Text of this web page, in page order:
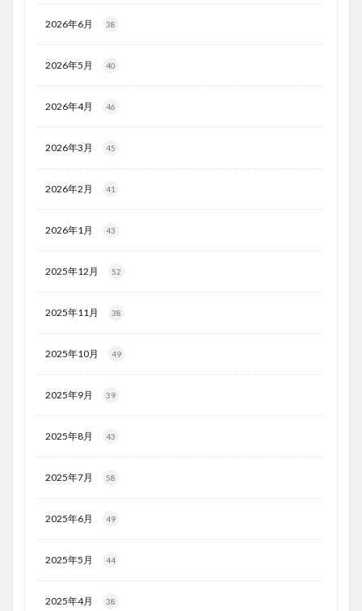
2026年6月 38
2026年5月 40
2026年4月 46
2026年3月 45
2026年2月 41
2026年1月 43
2025年12月 52
2025年11月 38
2025年10月 49
2025年9月 39
2025年8月 43
2025年7月 58
2025年6月 49
2025年5月 44
2025年4月 38